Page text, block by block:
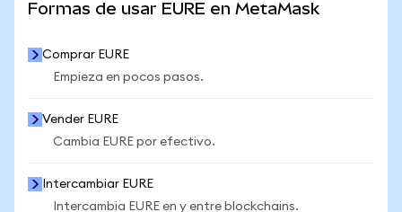
Formas de usar EURE en MetaMask
Comprar EURE
Empieza en pocos pasos.
Vender EURE
Cambia EURE por efectivo.
Intercambiar EURE
Intercambia EURE en y entre blockchains.